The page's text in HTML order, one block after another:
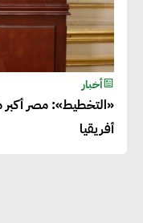
أخبار
«التخطيط»: مصر أكبر
أفريقيا